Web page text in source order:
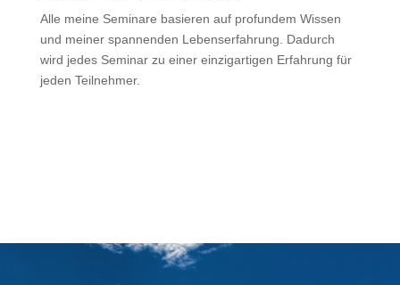
Alle meine Seminare basieren auf profundem Wissen
und meiner spannenden Lebenserfahrung. Dadurch
wird jedes Seminar zu einer einzigartigen Erfahrung für
jeden Teilnehmer.